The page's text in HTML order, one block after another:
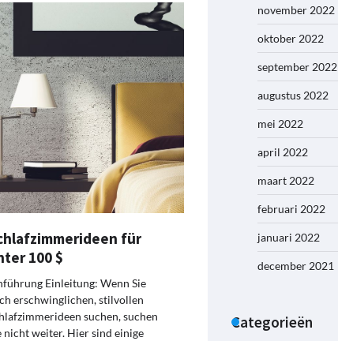
für
100 $
Einleitung: Wenn Sie
erschwinglichen, stilvollen
suchen, suchen
nicht weiter. Hier sind einige
november 2022
oktober 2022
september 2022
augustus 2022
mei 2022
april 2022
maart 2022
februari 2022
januari 2022
december 2021
Categorieën